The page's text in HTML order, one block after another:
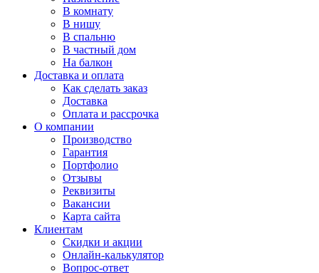
В комнату
В нишу
В спальню
В частный дом
На балкон
Доставка и оплата
Как сделать заказ
Доставка
Оплата и рассрочка
О компании
Производство
Гарантия
Портфолио
Отзывы
Реквизиты
Вакансии
Карта сайта
Клиентам
Скидки и акции
Онлайн-калькулятор
Вопрос-ответ